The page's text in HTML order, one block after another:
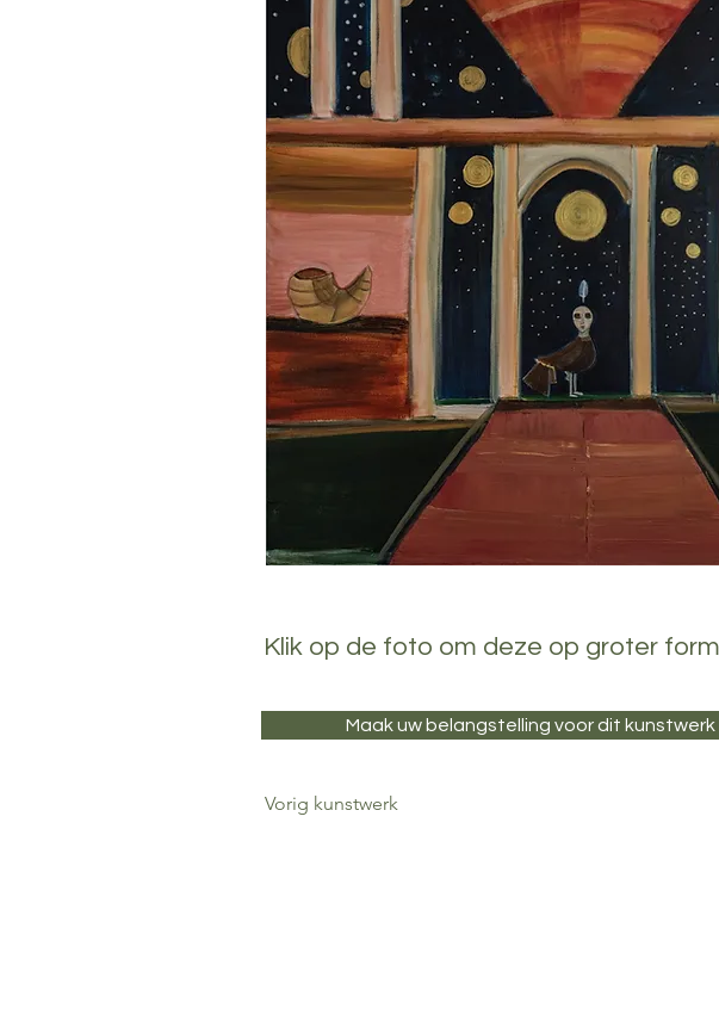
Klik op de foto om deze op groter
Maak uw belangstelling voor dit
Vorig kunstwerk